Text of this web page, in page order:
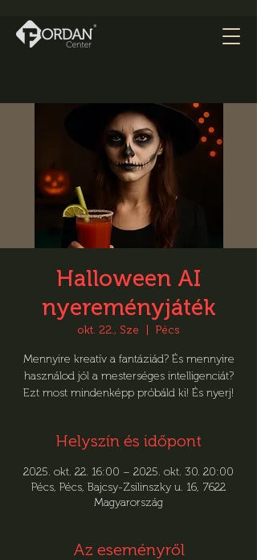
Halloween AI
nyereményjáték
okt. 22., Sze Pécs
Mennyire kreatív a fantáziád? És mennyire
használod jól a mesterséges intelligenciát?
Ezt most mindenképp próbáld ki! És nyerj!
Helyszín és időpont
2025. okt. 22. 16:00 – 2025. okt. 30. 20:00
Pécs, Pécs, Bajcsy-Zsilinszky u. 16, 7622
Magyarország
Az eseményről